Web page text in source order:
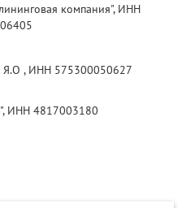
компания", ИНН
Я.О , ИНН 575300050627
ИНН 4817003180